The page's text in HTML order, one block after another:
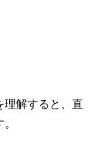
理解すると、直